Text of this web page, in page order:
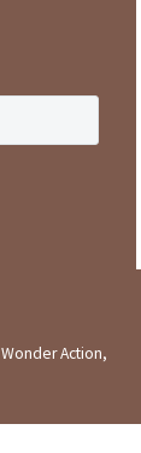
Action,